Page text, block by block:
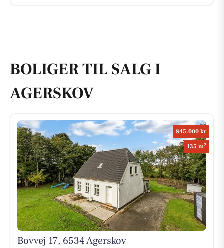
BOLIGER TIL SALG I
AGERSKOV
845.000 kr
135 m2
Bovvej 17, 6534 Agerskov